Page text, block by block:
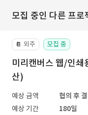
모집 중인 다른 프로
📔 외주 모집 중
미리캔버스 웹/인쇄
산)
예상 금액
협의 후
예상 기간
180일